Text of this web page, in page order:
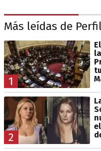
Más leídas de Perfil
1
2